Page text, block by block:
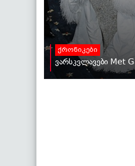
ქრონიკები
ვარსკვლავები Met